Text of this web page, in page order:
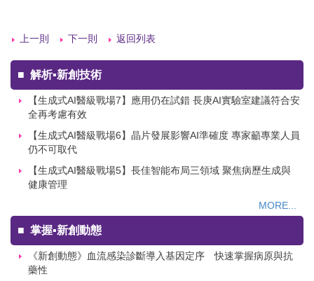
上一則 下一則 返回列表
■ 解析▪新創技術
【生成式AI醫級戰場7】應用仍在試錯 長庚AI實驗室建議符合安
全再考慮有效
【生成式AI醫級戰場6】晶片發展影響AI準確度 專家籲專業人員
仍不可取代
【生成式AI醫級戰場5】長佳智能布局三領域 聚焦病歷生成與
健康管理
MORE...
■ 掌握▪新創動態
《新創動態》血流感染診斷導入基因定序 快速掌握病原與抗
藥性